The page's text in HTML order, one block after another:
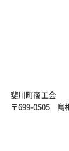
斐川町商工会
〒699-0505 島